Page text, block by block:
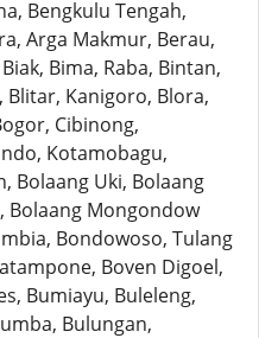
Bengkulu Tengah,
Arga Makmur, Berau,
Bima, Raba, Bintan,
Blitar, Kanigoro, Blora,
Cibinong,
Kotamobagu,
Bolaang Uki, Bolaang
Bolaang Mongondow
Bondowoso, Tulang
Boven Digoel,
Bumiayu, Buleleng,
Bulungan,